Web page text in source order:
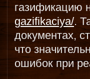
газификацию
gazifikaciya/.
документах,
что
ошибок при